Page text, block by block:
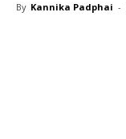
By Kannika Padphai -